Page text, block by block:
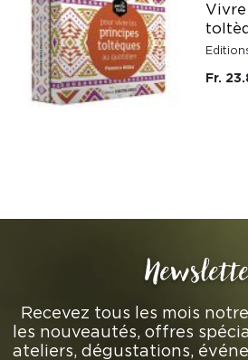
Vivre
Fr.
Recevez tous les mois
les nouveautés, offres
ateliers, dégustations,